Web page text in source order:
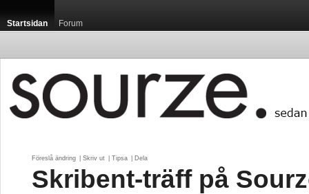
Startsidan Forum
Föreslå ändring Skriv ut Tipsa Dela
Skribent-träff på